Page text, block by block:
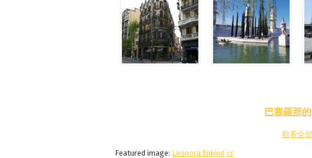
巴塞羅那
觀看全部
Featured image: Leonora Enking cc